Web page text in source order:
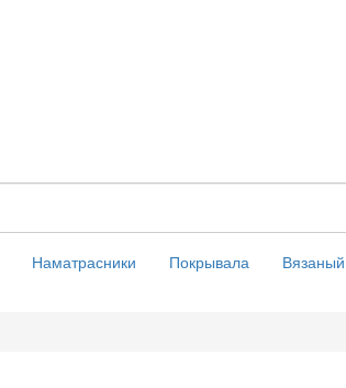
Наматрасники Покрывала Вязаный